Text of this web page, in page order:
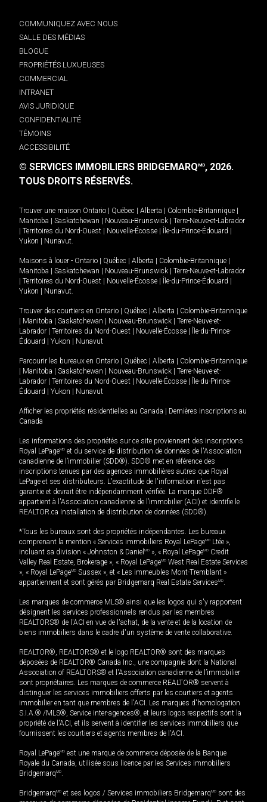
COMMUNIQUEZ AVEC NOUS
SALLE DES MÉDIAS
BLOGUE
PROPRIÉTÉS LUXUEUSES
COMMERCIAL
INTRANET
AVIS JURIDIQUE
CONFIDENTIALITÉ
TÉMOINS
ACCESSIBILITÉ
© SERVICES IMMOBILIERS BRIDGEMARQMD, 2026.
TOUS DROITS RÉSERVÉS.
Trouver une maison Ontario Québec Alberta Colombie-Britannique
Manitoba
Saskatchewan Nouveau-Brunswick
Terre-Neuve-et-Labrador
Territoires du Nord-Ouest Nouvelle-Écosse Île-du-Prince-Édouard
Yukon
Nunavut.
Maisons à louer - Ontario Québec Alberta Colombie-Britannique
Manitoba
Saskatchewan Nouveau-Brunswick
Terre-Neuve-et-Labrador
Territoires du Nord-Ouest Nouvelle-Écosse Île-du-Prince-Édouard
Yukon
Nunavut.
Trouver des courtiers en Ontario Québec Alberta
Colombie-Britannique
Manitoba Saskatchewan Nouveau-Brunswick
Terre-Neuve-et-
Labrador
Territoires du Nord-Ouest Nouvelle-Écosse
Île-du-Prince-
Édouard
Yukon Nunavut
Parcourir les bureaux en Ontario Québec Alberta
Colombie-Britannique
Manitoba Saskatchewan Nouveau-Brunswick
Terre-Neuve-et-
Labrador
Territoires du Nord-Ouest Nouvelle-Écosse
Île-du-Prince-
Édouard
Yukon Nunavut
Afficher les propriétés résidentielles au Canada
Dernières inscriptions au
Canada
Les informations des propriétés sur ce site proviennent des inscriptions
Royal LePageMD et du service de distribution de données de l'Association
canadienne de l’immobilier (SDD®). SDD® met en référence des
inscriptions tenues par des agences immobilières autres que Royal
LePage et ses distributeurs. L'exactitude de l'information n'est pas
garantie et devrait être indépendamment vérifiée. La marque DDF®
appartient à l'Association canadienne de l’immobilier (ACI) et identifie le
REALTOR.ca Installation de distribution de données (SDD®).
*Tous les bureaux sont des propriétés indépendantes. Les bureaux
comprenant la mention « Services immobiliers Royal LePageMD Ltée »,
incluant sa division « Johnston & Daniel MD », « Royal LePageMD Credit
Valley Real Estate, Brokerage », « Royal LePageMD West Real Estate Services
», « Royal LePageMD Sussex », et « Les immeubles Mont-Tremblant »
appartiennent et sont gérés par Bridgemarq Real Estate ServicesMD.
Les marques de commerce MLS® ainsi que les logos qui s'y rapportent
désignent les services professionnels rendus par les membres
REALTORS® de l'ACI en vue de l'achat, de la vente et de la location de
biens immobiliers dans le cadre d'un système de vente collaborative.
REALTOR®, REALTORS® et le logo REALTOR® sont des marques
déposées de REALTOR® Canada Inc., une compagnie dont la National
Association of REALTORS® et l'Association canadienne de l’immobilier
sont propriétaires. Les marques de commerce REALTOR® servent à
distinguer les services immobiliers offerts par les courtiers et agents
immobilier en tant que membres de l'ACI. Les marques d'homologation
S.I.A.® /MLS®, Service inter-agences®, et leurs logos respectifs sont la
propriété de l'ACI, et ils servent à identifier les services immobiliers que
fournissent les courtiers et agents membres de l'ACI.
Royal LePageMD est une marque de commerce déposée de la Banque
Royale du Canada, utilisée sous licence par les Services immobiliers
BridgemarqMD.
BridgemarqMD et ses logos / Services immobiliers BridgemarqMD sont des